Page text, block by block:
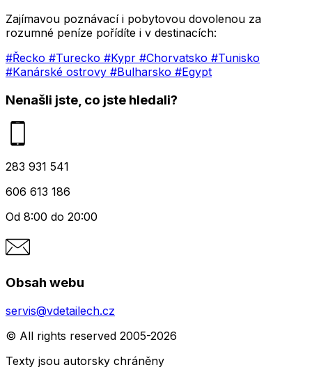
Zajímavou poznávací i pobytovou dovolenou za
rozumné peníze pořídíte i v destinacích:
#Řecko #Turecko #Kypr #Chorvatsko #Tunisko
#Kanárské ostrovy #Bulharsko #Egypt
Nenašli jste, co jste hledali?
283 931 541
606 613 186
Od 8:00 do 20:00
Obsah webu
servis@vdetailech.cz
© All rights reserved 2005-2026
Texty jsou autorsky chráněny